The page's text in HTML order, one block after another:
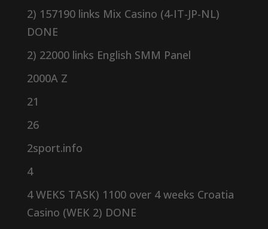
2) 157190 links Mix Casino (4-IT-JP-NL)
DONE
2) 22000 links English SMM Panel
2000A Z
21
26
2sport.info
4
4 WEKS TASK) 1100 over 4 weeks Croatia
Casino (WEK 2) DONE